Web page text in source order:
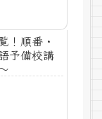
！順番・
予備校講